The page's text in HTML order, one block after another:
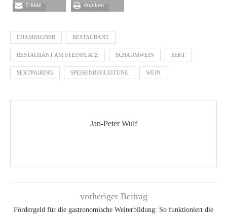
E-Mail drucken
CHAMPAGNER RESTAURANT
RESTAURANT AM STEINPLATZ SCHAUMWEIN SEKT
SEKTPAIRING SPEISENBEGLEITUNG WEIN
Jan-Peter Wulf
vorheriger Beitrag
Fördergeld für die gastronomische Weiterbildung: So funktioniert die